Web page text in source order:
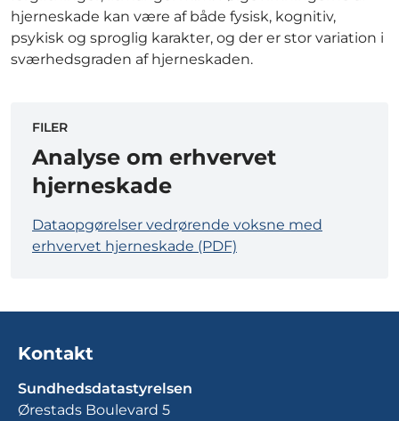
hjerneskade kan være af både fysisk, kognitiv,
psykisk og sproglig karakter, og der er stor variation i
sværhedsgraden af hjerneskaden.
FILER
Analyse om erhvervet
hjerneskade
Dataopgørelser vedrørende voksne med
erhvervet hjerneskade (PDF)
Kontakt
Sundhedsdatastyrelsen
Ørestads Boulevard 5